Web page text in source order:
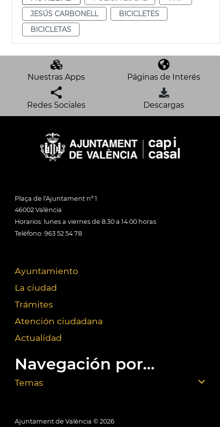
JESÚS CARBONELL
BICICLETES
BICICLETAS
Nuestras Apps Páginas de Interés
Redes Sociales Descargas
Plaça de l'Ajuntament nº 1
46002 València
Horarios: lunes a viernes de 8:30 a 14:00 horas
Teléfono: 963 52 54 78
Ayuntamiento
La ciudad
Trámites
Atención ciudadana
Actualidad
Navegación por...
Temas
Ajuntament de València © 2026